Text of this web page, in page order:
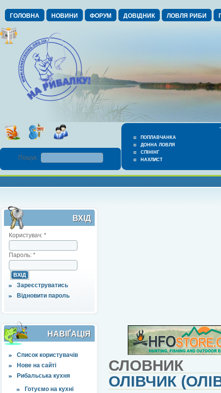
ГОЛОВНА НОВИНИ ФОРУМ ДОВІДНИК ЛОВЛЯ РИБИ
ПОПЛАВЧАНКА
ДОННА ЛОВЛЯ
СПІНІНГ
НАХЛИСТ
Пошук :
ВХІД
Користувач: *
Пароль: *
Зареєструватись
Відновити пароль
НАВІҐАЦІЯ
Список користувачів
Нове на сайті
Рибальська кухня
Готуємо на кухні
СЛОВНИК
ОЛІВЧИК